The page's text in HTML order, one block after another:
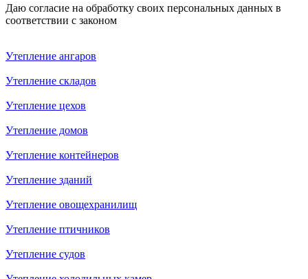
Даю согласие на обработку своих персональных данных в
соответствии с законом
Утепление aнгаров
Утепление складов
Утепление цехов
Утепление домов
Утепление контейнеров
Утепление зданий
Утепление овощехранилищ
Утепление птичников
Утепление судов